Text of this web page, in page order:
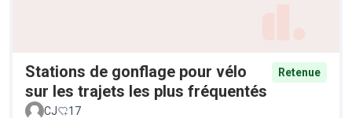
Stations de gonflage pour vélo
sur les trajets les plus fréquentés
Retenue
CJ 17